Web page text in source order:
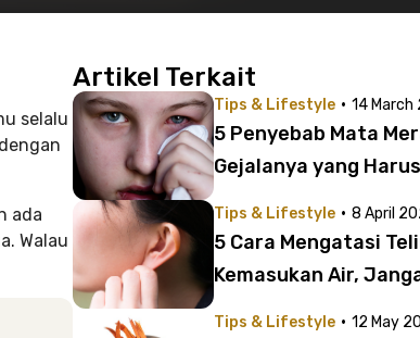
selalu
ada
Walau
Artikel Terkait
Tips & Lifestyle · 14 March
5 Penyebab Mata
Gejalanya yang
Tips & Lifestyle · 8 April
5 Cara Mengatasi
Kemasukan Air,
Tips & Lifestyle · 12 May